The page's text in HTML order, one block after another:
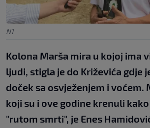
N1
Kolona Marša mira u kojoj ima
ljudi, stigla je do Križevića gdje
doček sa osvježenjem i voćem.
koji su i ove godine krenuli
"rutom smrti", je Enes